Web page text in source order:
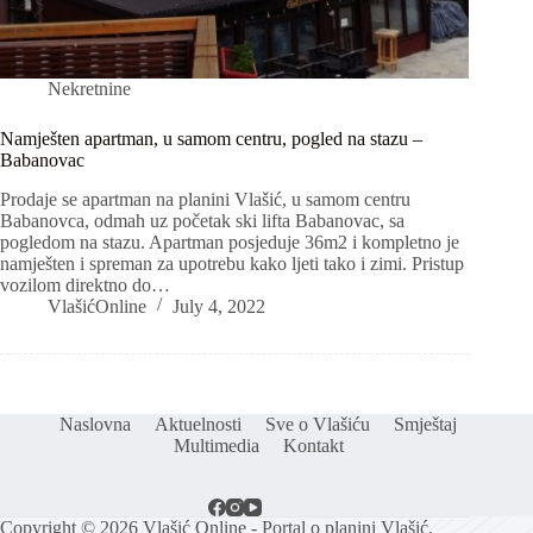
Nekretnine
Namješten apartman, u samom centru, pogled na stazu –
Babanovac
Prodaje se apartman na planini Vlašić, u samom centru
Babanovca, odmah uz početak ski lifta Babanovac, sa
pogledom na stazu. Apartman posjeduje 36m2 i kompletno je
namješten i spreman za upotrebu kako ljeti tako i zimi. Pristup
vozilom direktno do…
VlašićOnline
July 4, 2022
Naslovna Aktuelnosti Sve o Vlašiću
Smještaj
Multimedia
Kontakt
Copyright © 2026 Vlašić Online - Portal o planini Vlašić,